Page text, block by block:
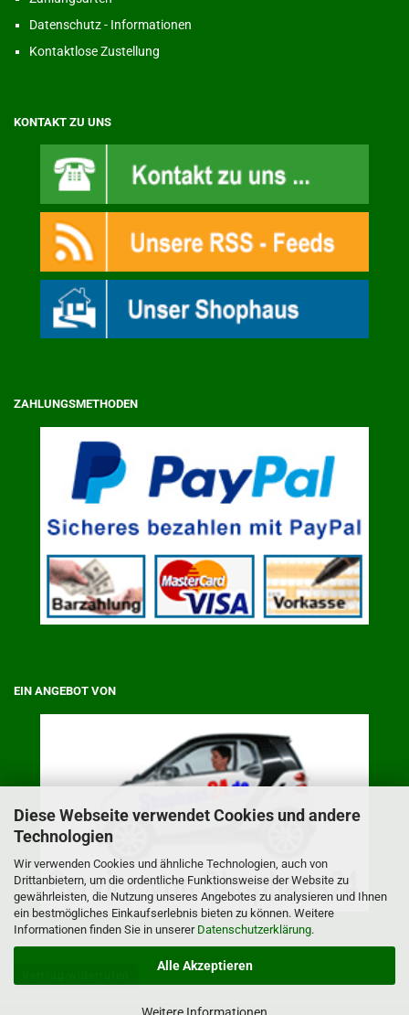
Diese Webseite verwendet Cookies und andere
Technologien
Wir verwenden Cookies und ähnliche Technologien, auch von
Drittanbietern, um die ordentliche Funktionsweise der Website zu
gewährleisten, die Nutzung unseres Angebotes zu analysieren und Ihnen
ein bestmögliches Einkaufserlebnis bieten zu können. Weitere
Informationen finden Sie in unserer Datenschutzerklärung.
Alle Akzeptieren
Datenschutz - Informationen
Kontaktlose Zustellung
KONTAKT ZU UNS
ZAHLUNGSMETHODEN
EIN ANGEBOT VON